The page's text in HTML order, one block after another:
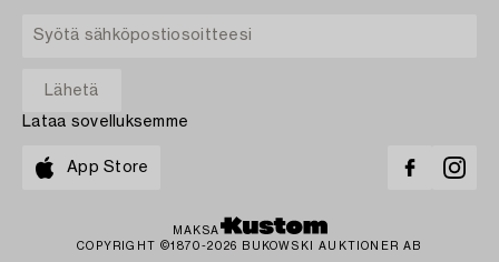
Lataa sovelluksemme
App Store
MAKSA
COPYRIGHT ©1870-2026 BUKOWSKI AUKTIONER AB